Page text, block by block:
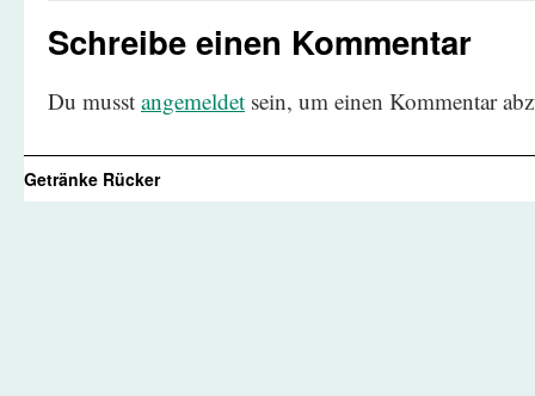
Schreibe einen Kommentar
Du musst angemeldetsein, um einen Kommentar
Getränke Rücker